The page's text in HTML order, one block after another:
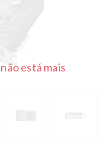
está mais